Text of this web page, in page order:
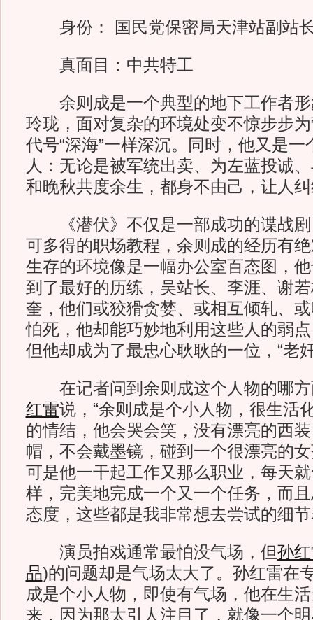
身份： 国民党保密局天津站副站
真面目：中共特工
余则成是一个典型的地下工作者形
玲珑，面对复杂的环境处变不惊步步
代号“深海”一样深沉。同时，他又是
人：无论是被军统出卖、为左蓝投诚
和晚秋共度余生，都身不由己，让人
《潜伏》不仅是一部成功的谍战剧
可多得的职场教程，余则成的经历有
生存的环境像是一幅办公室百态图，
到了最好的历练，吴站长、李涯、谢
奎，他们或狡猾贪婪、或相互倾轧、
怕死，他却能巧妙地利用这些人的弱
但他却成为了最忠心耿耿的一位，“老
在记者问到余则成这个人物的哪方
红雷说，“余则成是个小人物，很生活
的情结，他会哭会笑，没有漂亮的西
帽，不会戴墨镜，碰到一个很漂亮的
可是他一干起工作又那么职业，每天
样，完美地完成一个又一个任务，而
态度，这些都是我非常想去尝试的细节
演员拍戏通常最怕没气场，但孙
品)的问题却是气场太大了。孙红雷在
成是个小人物，即使有气场，他在生
来，因为那太引人注目了，就像一个